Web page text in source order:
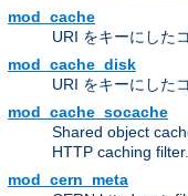
mod_cache
URI をキーにした
mod_cache_disk
URI をキーにした
mod_cache_socache
Shared object
HTTP caching filter.
mod_cern_meta